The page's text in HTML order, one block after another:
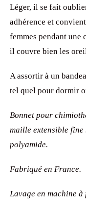
Léger, il se fait
adhérence et
femmes pendant une
il couvre bien les
A assortir à un
tel quel pour dormir
Bonnet pour
maille extensible fine
polyamide.
Fabriqué en France.
Lavage en machine à